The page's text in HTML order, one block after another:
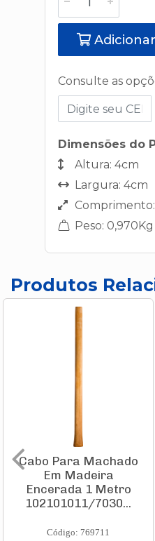
Consulte as
Dimensões do
Altura: 4cm
Largura: 4cm
Peso: 0,970Kg
Produtos
Cabo Para Machado
Em Madeira
Encerada 1 Metro
102101011/7030...
Código: 769711